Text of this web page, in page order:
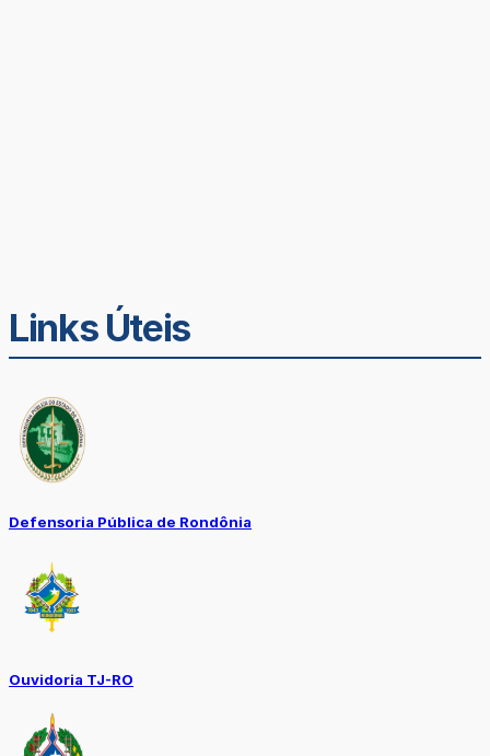
Links Úteis
Defensoria Pública de Rondônia
Ouvidoria TJ-RO